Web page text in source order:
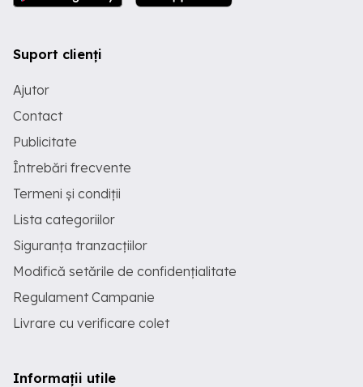
Suport clienți
Ajutor
Contact
Publicitate
Întrebări frecvente
Termeni și condiții
Lista categoriilor
Siguranța tranzacțiilor
Modifică setările de confidențialitate
Regulament Campanie
Livrare cu verificare colet
Informații utile